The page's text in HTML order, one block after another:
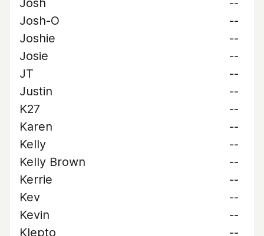
Josh
--
Josh-O
--
Joshie
--
Josie
--
JT
--
Justin
--
K27
--
Karen
--
Kelly
--
Kelly Brown
--
Kerrie
--
Kev
--
Kevin
--
Klepto
--